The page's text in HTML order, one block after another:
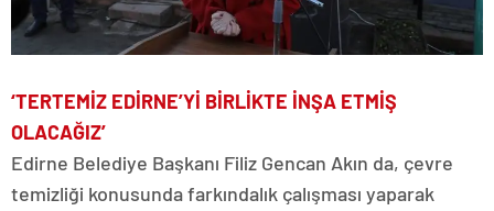
‘TERTEMİZ EDİRNE’Yİ BİRLİKTE İNŞA ETMİŞ
OLACAĞIZ’
Edirne Belediye Başkanı Filiz Gencan Akın da, çevre
temizliği konusunda farkındalık çalışması yaparak